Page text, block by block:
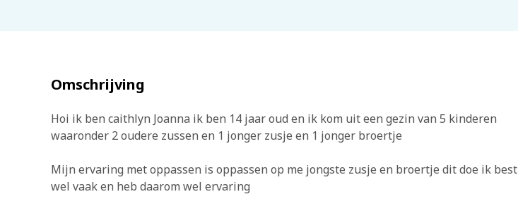
Omschrijving
Hoi ik ben caithlyn Joanna ik ben 14 jaar oud en ik kom uit een gezin van 5 kinderen
waaronder 2 oudere zussen en 1 jonger zusje en 1 jonger broertje
Mijn ervaring met oppassen is oppassen op me jongste zusje en broertje dit doe ik best
wel vaak en heb daarom wel ervaring